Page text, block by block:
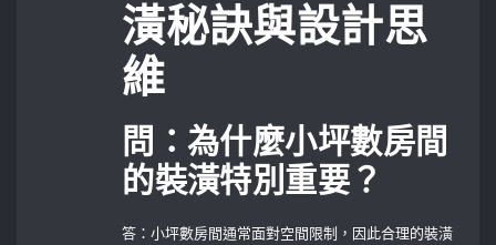
潢秘訣與設計思
維
問：為什麼小坪數房間
的裝潢特別重要？
答：小坪數房間通常面對空間限制，因此合理的裝潢